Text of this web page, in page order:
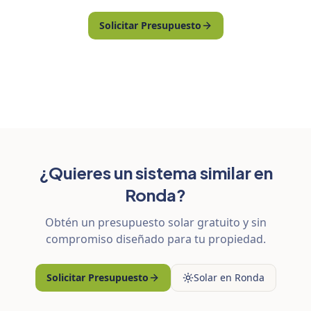
Solicitar Presupuesto
¿Quieres un sistema similar en
Ronda?
Obtén un presupuesto solar gratuito y sin
compromiso diseñado para tu propiedad.
Solicitar Presupuesto Solar en Ronda